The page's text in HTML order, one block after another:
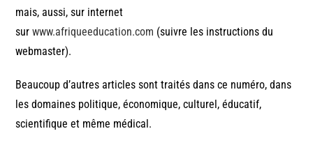
mais, aussi, sur internet
surwww.afriqueeducation.com (suivre les instructions du
webmaster).
Beaucoup d’autres articles sont traités dans ce numéro, dans
les domaines politique, économique, culturel, éducatif,
scientifique et même médical.